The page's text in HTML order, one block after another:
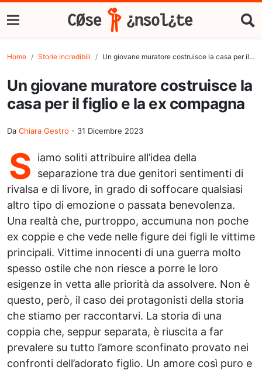
Home Storie incredibili Un giovane muratore costruisce la casa per il figlio e la ex compagna
Un giovane muratore costruisce la
casa per il figlio e la ex compagna
Da Chiara Gestro - 31 Dicembre 2023
S
iamo soliti attribuire all’idea della
separazione tra due genitori sentimenti di
rivalsa e di livore, in grado di soffocare qualsiasi
altro tipo di emozione o passata benevolenza.
Una realtà che, purtroppo, accumuna non poche
ex coppie e che vede nelle figure dei figli le vittime
principali. Vittime innocenti di una guerra molto
spesso ostile che non riesce a porre le loro
esigenze in vetta alle priorità da assolvere. Non è
questo, però, il caso dei protagonisti della storia
che stiamo per raccontarvi. La storia di una
coppia che, seppur separata, è riuscita a far
prevalere su tutto l’amore sconfinato provato nei
confronti dell’adorato figlio. Un amore così puro e